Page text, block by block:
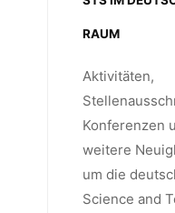
RAUM
Aktivitäten,
Konferenzen
weitere
um die
Science and